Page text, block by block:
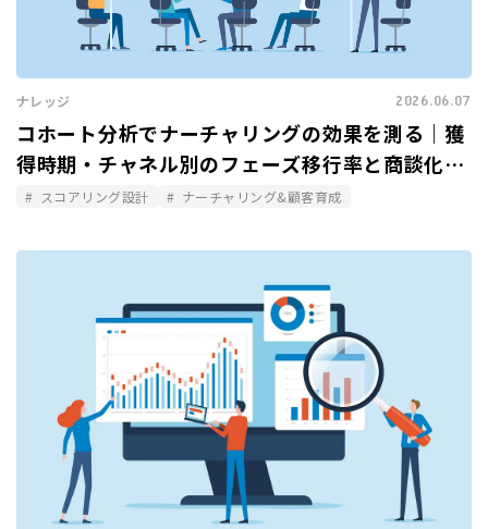
ナレッジ 2026.06.07
コホート分析でナーチャリングの効果を測る｜獲
得時期・チャネル別のフェーズ移行率と商談化率
を比較する
スコアリング設計 ナーチャリング&顧客育成